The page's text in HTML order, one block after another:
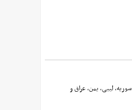
لیبی، یمن، عراق و